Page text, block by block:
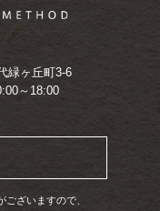
ヶ丘町3‐6
～18:00
ざいますので、